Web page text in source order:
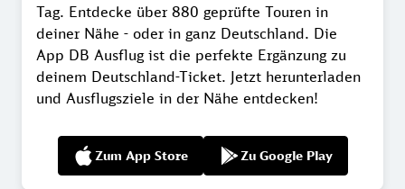
Tag. Entdecke über 880 geprüfte Touren in
deiner Nähe - oder in ganz Deutschland. Die
App DB Ausflug ist die perfekte Ergänzung zu
deinem Deutschland-Ticket. Jetzt herunterladen
und Ausflugsziele in der Nähe entdecken!
Zum App Store Zu Google Play